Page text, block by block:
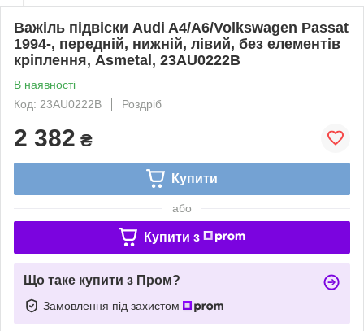
Важіль підвіски Audi A4/A6/Volkswagen Passat
1994-, передній, нижній, лівий, без елементів
кріплення, Asmetal, 23AU0222B
В наявності
Код: 23AU0222B
Роздріб
2 382 ₴
Купити
або
Купити з
Що таке купити з Пром?
Замовлення під захистом